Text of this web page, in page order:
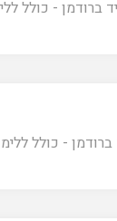
יד ברודמן - כולל
ברודמן - כולל